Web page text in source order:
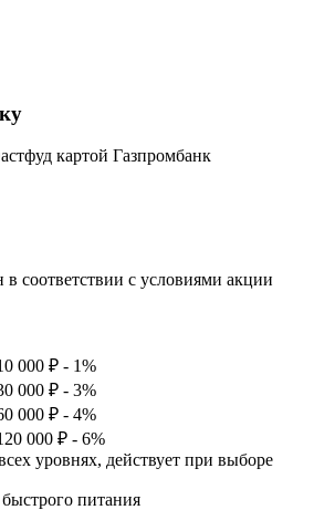
картой Газпромбанк
в соответствии с условиями акции
000 ₽ - 1%
000 ₽ - 3%
000 ₽ - 4%
000 ₽ - 6%
уровнях, действует при выборе
питания